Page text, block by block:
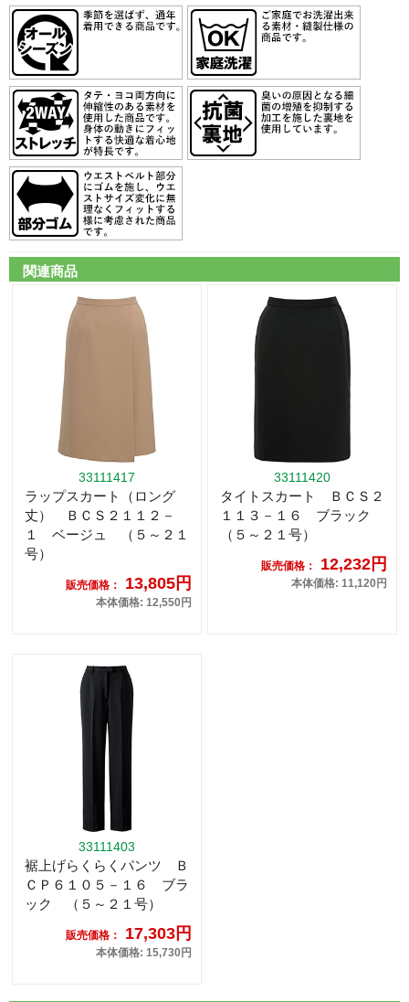
関連商品
33111417
ラップスカート（ロング
丈） ＢＣＳ２１１２－
１ ベージュ （５～２１
号）
販売価格： 13,805円
本体価格: 12,550円
33111420
タイトスカート ＢＣＳ２
１１３－１６ ブラック
（５～２１号）
販売価格： 12,232円
本体価格: 11,120円
33111403
裾上げらくらくパンツ Ｂ
ＣＰ６１０５－１６ ブラ
ック （５～２１号）
販売価格： 17,303円
本体価格: 15,730円